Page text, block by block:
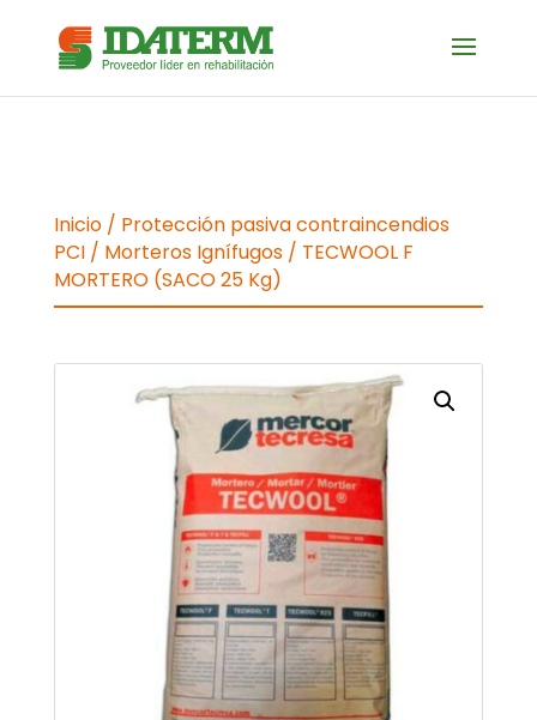
Inicio/ Protección pasiva contraincendios
PCI/ Morteros Ignífugos/ TECWOOL F
MORTERO (SACO 25 Kg)